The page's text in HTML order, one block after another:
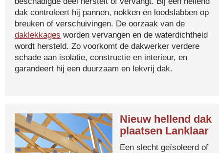
dak controleert hij pannen, nokken en loodslabben op
breuken of verschuivingen. De oorzaak van de
daklekkages worden vervangen en de waterdichtheid
wordt hersteld. Zo voorkomt de dakwerker verdere
schade aan isolatie, constructie en interieur, en
garandeert hij een duurzaam en lekvrij dak.
Nieuw hellend dak
plaatsen Lanklaar
Een slecht geïsoleerd of